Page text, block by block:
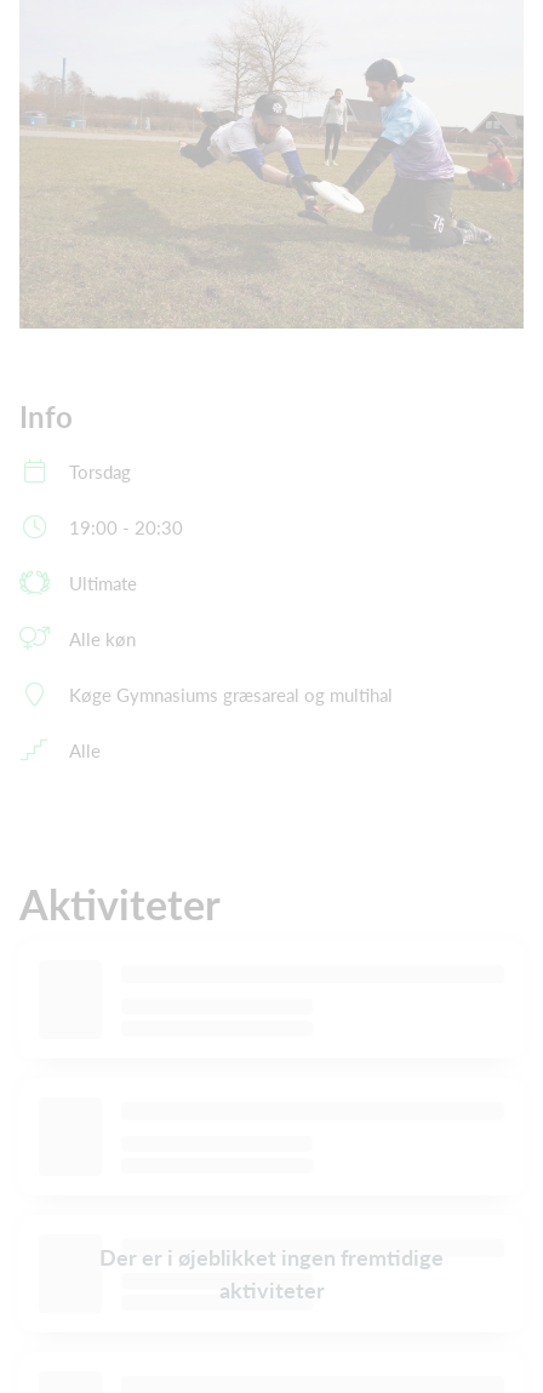
Info
Torsdag
19:00 - 20:30
Ultimate
Alle køn
Køge Gymnasiums græsareal og multihal
Alle
Aktiviteter
Der er i øjeblikket ingen fremtidige
aktiviteter